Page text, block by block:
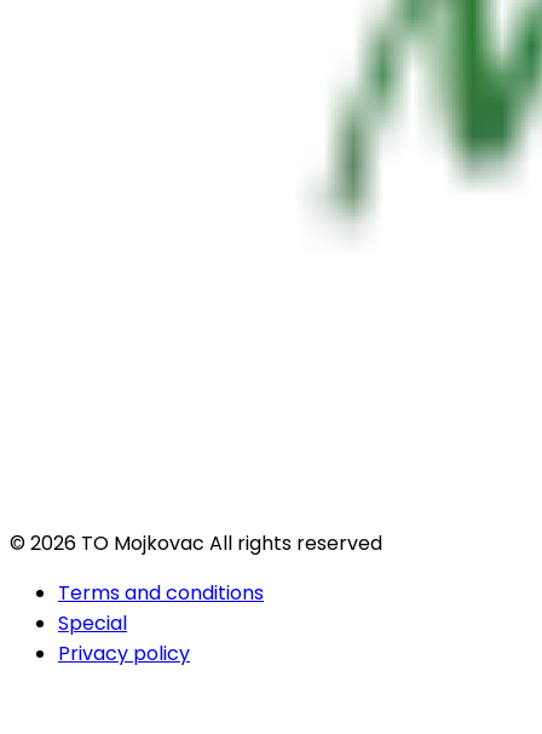
© 2026 TO Mojkovac All rights reserved
Terms and conditions
Special
Privacy policy